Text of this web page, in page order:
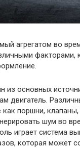
агрегатом во
факторами,
из основных
двигатель.
как поршни,
шум во
играет система
которая может